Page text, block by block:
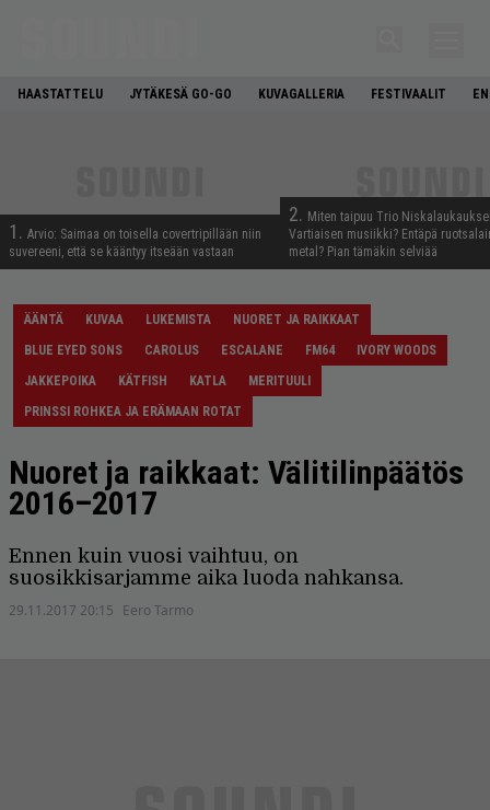
HAASTATTELU JYTÄKESÄ GO-GO KUVAGALLERIA FESTIVAALIT
1. Arvio: Saimaa on toisella covertripillään niin
suvereeni, että se kääntyy itseään vastaan
2. Miten taipuu Trio
Vartiaisen musiikki? Entäpä
metal? Pian tämäkin selviää
ÄÄNTÄ KUVAA LUKEMISTA
NUORET JA RAIKKAAT
BLUE EYED SONS
CAROLUS ESCALANE FM64
IVORY WOODS
JAKKEPOIKA
KÄTFISH KATLA
MERITUULI
PRINSSI ROHKEA JA ERÄMAAN ROTAT
Nuoret ja raikkaat: Välitilinpäätös
2016–2017
Ennen kuin vuosi vaihtuu, on
suosikkisarjamme aika luoda nahkansa.
29.11.2017 20:15 Eero Tarmo